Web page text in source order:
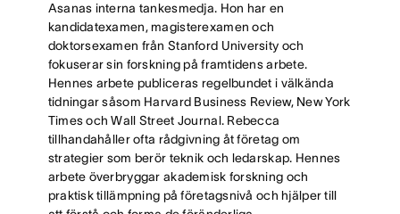
Asanas interna tankesmedja. Hon har en
kandidatexamen, magisterexamen och
doktorsexamen från Stanford University och
fokuserar sin forskning på framtidens arbete.
Hennes arbete publiceras regelbundet i välkända
tidningar såsom Harvard Business Review, New York
Times och Wall Street Journal. Rebecca
tillhandahåller ofta rådgivning åt företag om
strategier som berör teknik och ledarskap. Hennes
arbete överbryggar akademisk forskning och
praktisk tillämpning på företagsnivå och hjälper till